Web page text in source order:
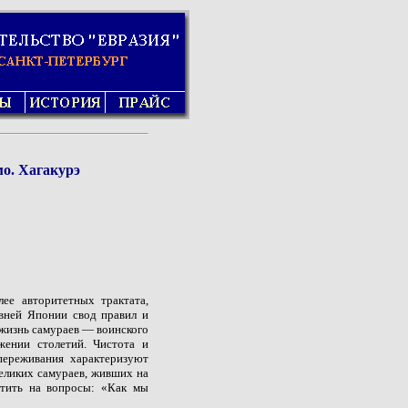
Хагакурэ
авторитетных трактата,
Японии свод правил и
самураев — воинского
столетий. Чистота и
характеризуют
самураев, живших на
на вопросы: «Как мы